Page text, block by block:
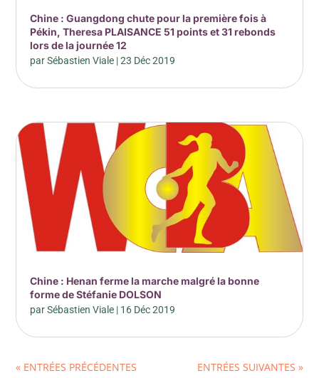
Chine : Guangdong chute pour la première fois à
Pékin, Theresa PLAISANCE 51 points et 31 rebonds
lors de la journée 12
parSébastien Viale |23 Déc 2019
Chine : Henan ferme la marche malgré la bonne
forme de Stéfanie DOLSON
parSébastien Viale | 16 Déc 2019
« ENTRÉES PRÉCÉDENTES ENTRÉES SUIVANTES »